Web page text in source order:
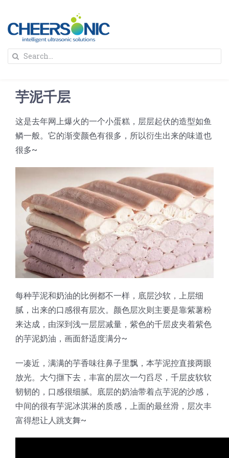
content
解决方案
蛋糕切割机
蛋糕切块机
蛋糕切片机
三角蛋糕切割机
圆形奶酪切片
块状奶酪切片
条状奶酪切片
挤出奶酪切片
三明治/披萨/寿司切割
披萨切割机
三明治切割机
寿司切割机
面团
常温面团切割
冷冻面团切割
糕点/糖果
牛轧糖切割
阿胶糕切片
谷物棒切割
宠物食品
超声波设备
关于我们
人才招聘
联系我们
Search
芋泥千层
这是去年网上爆火的一个小蛋糕，层层起伏的造型如鱼
鳞一般。它的渐变颜色有很多，所以衍生出来的味道也
很多~
每种芋泥和奶油的比例都不一样，底层沙软，上层细
腻，出来的口感很有层次。颜色层次则主要是靠紫薯粉
来达成，由深到浅一层层减量，紫色的千层皮夹着紫色
的芋泥奶油，画面舒适度满分~
一凑近，满满的芋香味往鼻子里飘，本芋泥控直接两眼
放光。大勺擓下去，丰富的层次一勺舀尽，千层皮软软
韧韧的，口感很细腻。底层的奶油带着点芋泥的沙感，
中间的很有芋泥冰淇淋的质感，上面的最丝滑，层次丰
富得想让人跳支舞~